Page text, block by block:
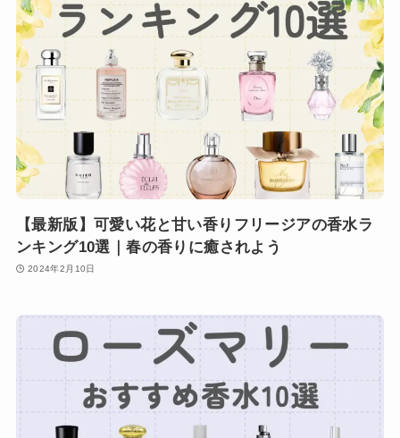
【最新版】可愛い花と甘い香りフリージアの香水ラ
ンキング10選｜春の香りに癒されよう
2024年2月10日